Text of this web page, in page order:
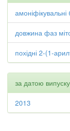
амоніфікувальні
довжина фаз
похідні 2-(1-
за датою випуску
2013